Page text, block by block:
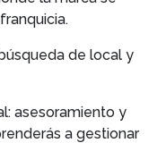
de local y
asesoramiento y
a gestionar